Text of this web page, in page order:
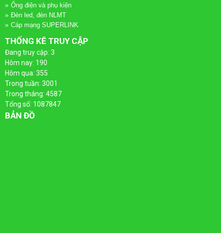
Ống điện và phụ kiện
Đèn led, đèn NLMT
Cáp mạng SUPERLINK
THỐNG KÊ TRUY CẬP
Đang truy cập: 3
Hôm nay: 190
Hôm qua: 355
Trong tuần: 3001
Trong tháng: 4587
Tổng số: 1087847
BẢN ĐỒ